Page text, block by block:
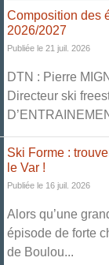
Composition des
2026/2027
Publiée le 21 juil. 2026
DTN : Pierre
Directeur ski
Ski Forme :
le Var !
Publiée le 16 juil. 2026
Alors qu’une
épisode de forte
de Boulou...